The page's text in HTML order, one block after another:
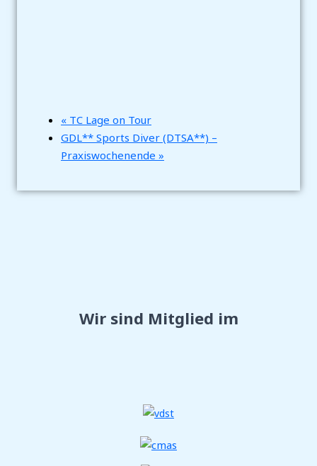
« TC Lage on Tour
GDL** Sports Diver (DTSA**) –
Praxiswochenende »
Wir sind Mitglied im